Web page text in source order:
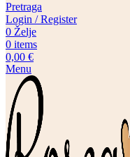
Pretraga
Login / Register
0 Želje
0 items
0,00 €
Menu